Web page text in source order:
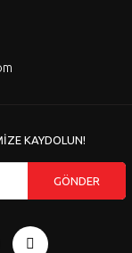
KAYDOLUN!
GÖNDER